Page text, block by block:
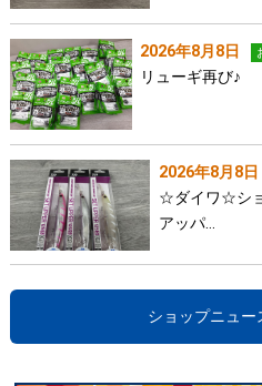
2026年8月8日
リューギ再び♪
2026年8月8日
☆ダイワ☆シ
アッパ…
ショップニュー